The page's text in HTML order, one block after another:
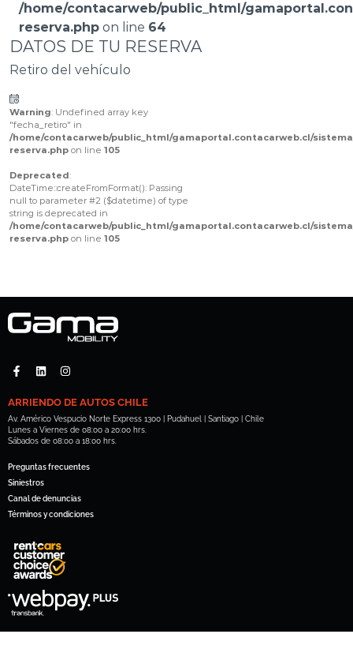
/home/contacarweb/public_html/
reserva.php on line 64
DATOS DE TU RESERVA
Retiro del vehículo
Warning: Undefined array key
"fecha_retiro" in
/home/contacarweb/public_html/gamaportal.contacarweb.cl/
reserva.php on line 105
Deprecated:
DateTime::createFromFormat(): Passing
null to parameter #2 ($datetime) of type
string is deprecated in
/home/contacarweb/public_html/gamaportal.contacarweb.cl/
reserva.php on line 105
ARRIENDO DE AUTOS CHILE
Av. Américo Vespucio Norte Express 1300 | Pudahuel | Santiago | Chile
Lunes a Viernes de 08:00 a 20:00 hrs.
Sábados de 08:00 a 18:00 hrs.
Preguntas frecuentes
Siniestros
Canal de denuncias
Términos y condiciones